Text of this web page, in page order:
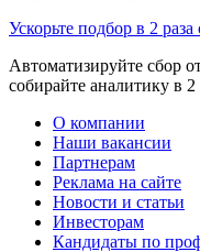
Ускорьте подбор в 2 раза
Автоматизируйте сбор
собирайте аналитику в 2
О компании
Наши вакансии
Партнерам
Реклама на сайте
Новости и статьи
Инвесторам
Кандидаты по